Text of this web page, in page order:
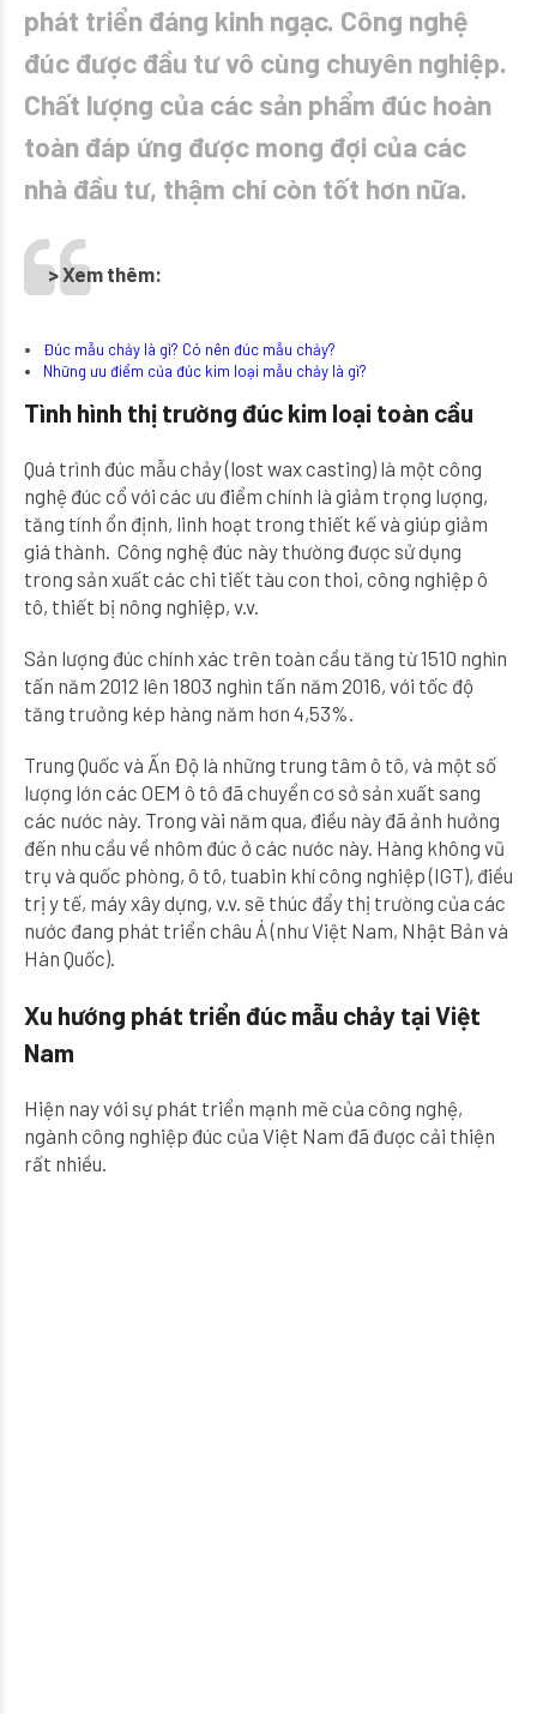
phát triển đáng kinh ngạc. Công nghệ
đúc được đầu tư vô cùng chuyên nghiệp.
Chất lượng của các sản phẩm đúc hoàn
toàn đáp ứng được mong đợi của các
nhà đầu tư, thậm chí còn tốt hơn nữa.
> Xem thêm:
Đúc mẫu chảy là gì? Có nên đúc mẫu chảy?
Những ưu điểm của đúc kim loại mẫu chảy là gì?
Tình hình thị trường đúc kim loại toàn cầu
Quá trình đúc mẫu chảy (lost wax casting) là một công
nghệ đúc cổ với các ưu điểm chính là giảm trọng lượng,
tăng tính ổn định, linh hoạt trong thiết kế và giúp giảm
giá thành. Công nghệ đúc này thường được sử dụng
trong sản xuất các chi tiết tàu con thoi, công nghiệp ô
tô, thiết bị nông nghiệp, v.v.
Sản lượng đúc chính xác trên toàn cầu tăng từ 1510 nghìn
tấn năm 2012 lên 1803 nghìn tấn năm 2016, với tốc độ
tăng trưởng kép hàng năm hơn 4,53%.
Trung Quốc và Ấn Độ là những trung tâm ô tô, và một số
lượng lớn các OEM ô tô đã chuyển cơ sở sản xuất sang
các nước này. Trong vài năm qua, điều này đã ảnh hưởng
đến nhu cầu về nhôm đúc ở các nước này. Hàng không vũ
trụ và quốc phòng, ô tô, tuabin khí công nghiệp (IGT), điều
trị y tế, máy xây dựng, v.v. sẽ thúc đẩy thị trường của các
nước đang phát triển châu Á (như Việt Nam, Nhật Bản và
Hàn Quốc).
Xu hướng phát triển đúc mẫu chảy tại Việt
Nam
Hiện nay với sự phát triển mạnh mẽ của công nghệ,
ngành công nghiệp đúc của Việt Nam đã được cải thiện
rất nhiều.